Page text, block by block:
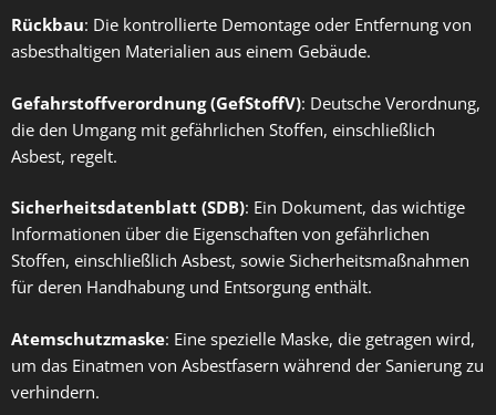
Rückbau: Die kontrollierte Demontage oder Entfernung von
asbesthaltigen Materialien aus einem Gebäude.
Gefahrstoffverordnung (GefStoffV): Deutsche Verordnung,
die den Umgang mit gefährlichen Stoffen, einschließlich
Asbest, regelt.
Sicherheitsdatenblatt (SDB): Ein Dokument, das wichtige
Informationen über die Eigenschaften von gefährlichen
Stoffen, einschließlich Asbest, sowie Sicherheitsmaßnahmen
für deren Handhabung und Entsorgung enthält.
Atemschutzmaske: Eine spezielle Maske, die getragen wird,
um das Einatmen von Asbestfasern während der Sanierung zu
verhindern.